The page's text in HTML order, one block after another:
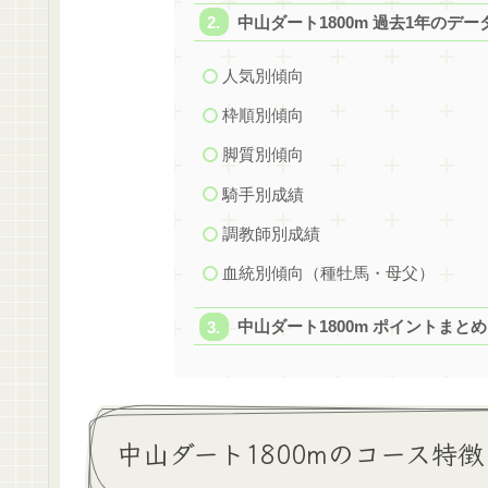
中山ダート1800m 過去1年のデー
人気別傾向
枠順別傾向
脚質別傾向
騎手別成績
調教師別成績
血統別傾向（種牡馬・母父）
中山ダート1800m ポイントまとめ
中山ダート1800mのコース特徴